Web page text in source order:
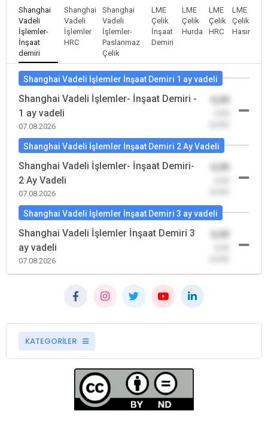
Shanghai
Vadeli
İşlemler-
İnşaat
demiri
Shanghai
Vadeli
İşlemler
HRC
Shanghai
Vadeli
İşlemler-
Paslanmaz
Çelik
LME
Çelik
İnşaat
Demiri
LME
Çelik
Hurda
LME
Çelik
HRC
LME
Çelik
Hasır
Shanghai Vadeli İşlemler İnşaat Demiri 1 ay vadeli
Shanghai Vadeli İşlemler- İnşaat Demiri -
1 ay vadeli
07.08.2026
Shanghai Vadeli İşlemler İnşaat Demiri 2 Ay Vadeli
Shanghai Vadeli İşlemler- İnşaat Demiri-
2 Ay Vadeli
07.08.2026
Shanghai Vadeli İşlemler İnşaat Demiri 3 ay vadeli
Shanghai Vadeli İşlemler İnşaat Demiri 3
ay vadeli
07.08.2026
KATEGORİLER